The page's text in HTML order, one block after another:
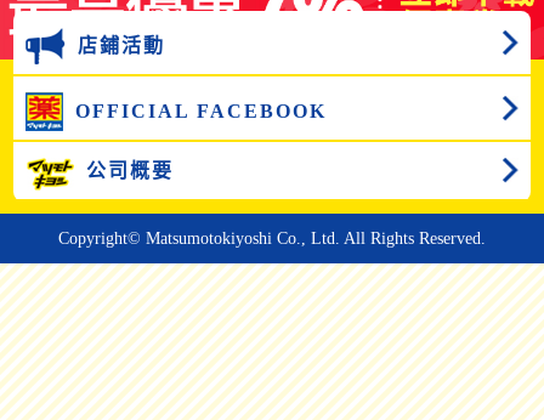
店鋪活動
OFFICIAL FACEBOOK
公司概要
Copyright© Matsumotokiyoshi Co., Ltd. All Rights Reserved.